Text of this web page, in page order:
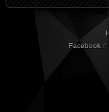
Facebook //